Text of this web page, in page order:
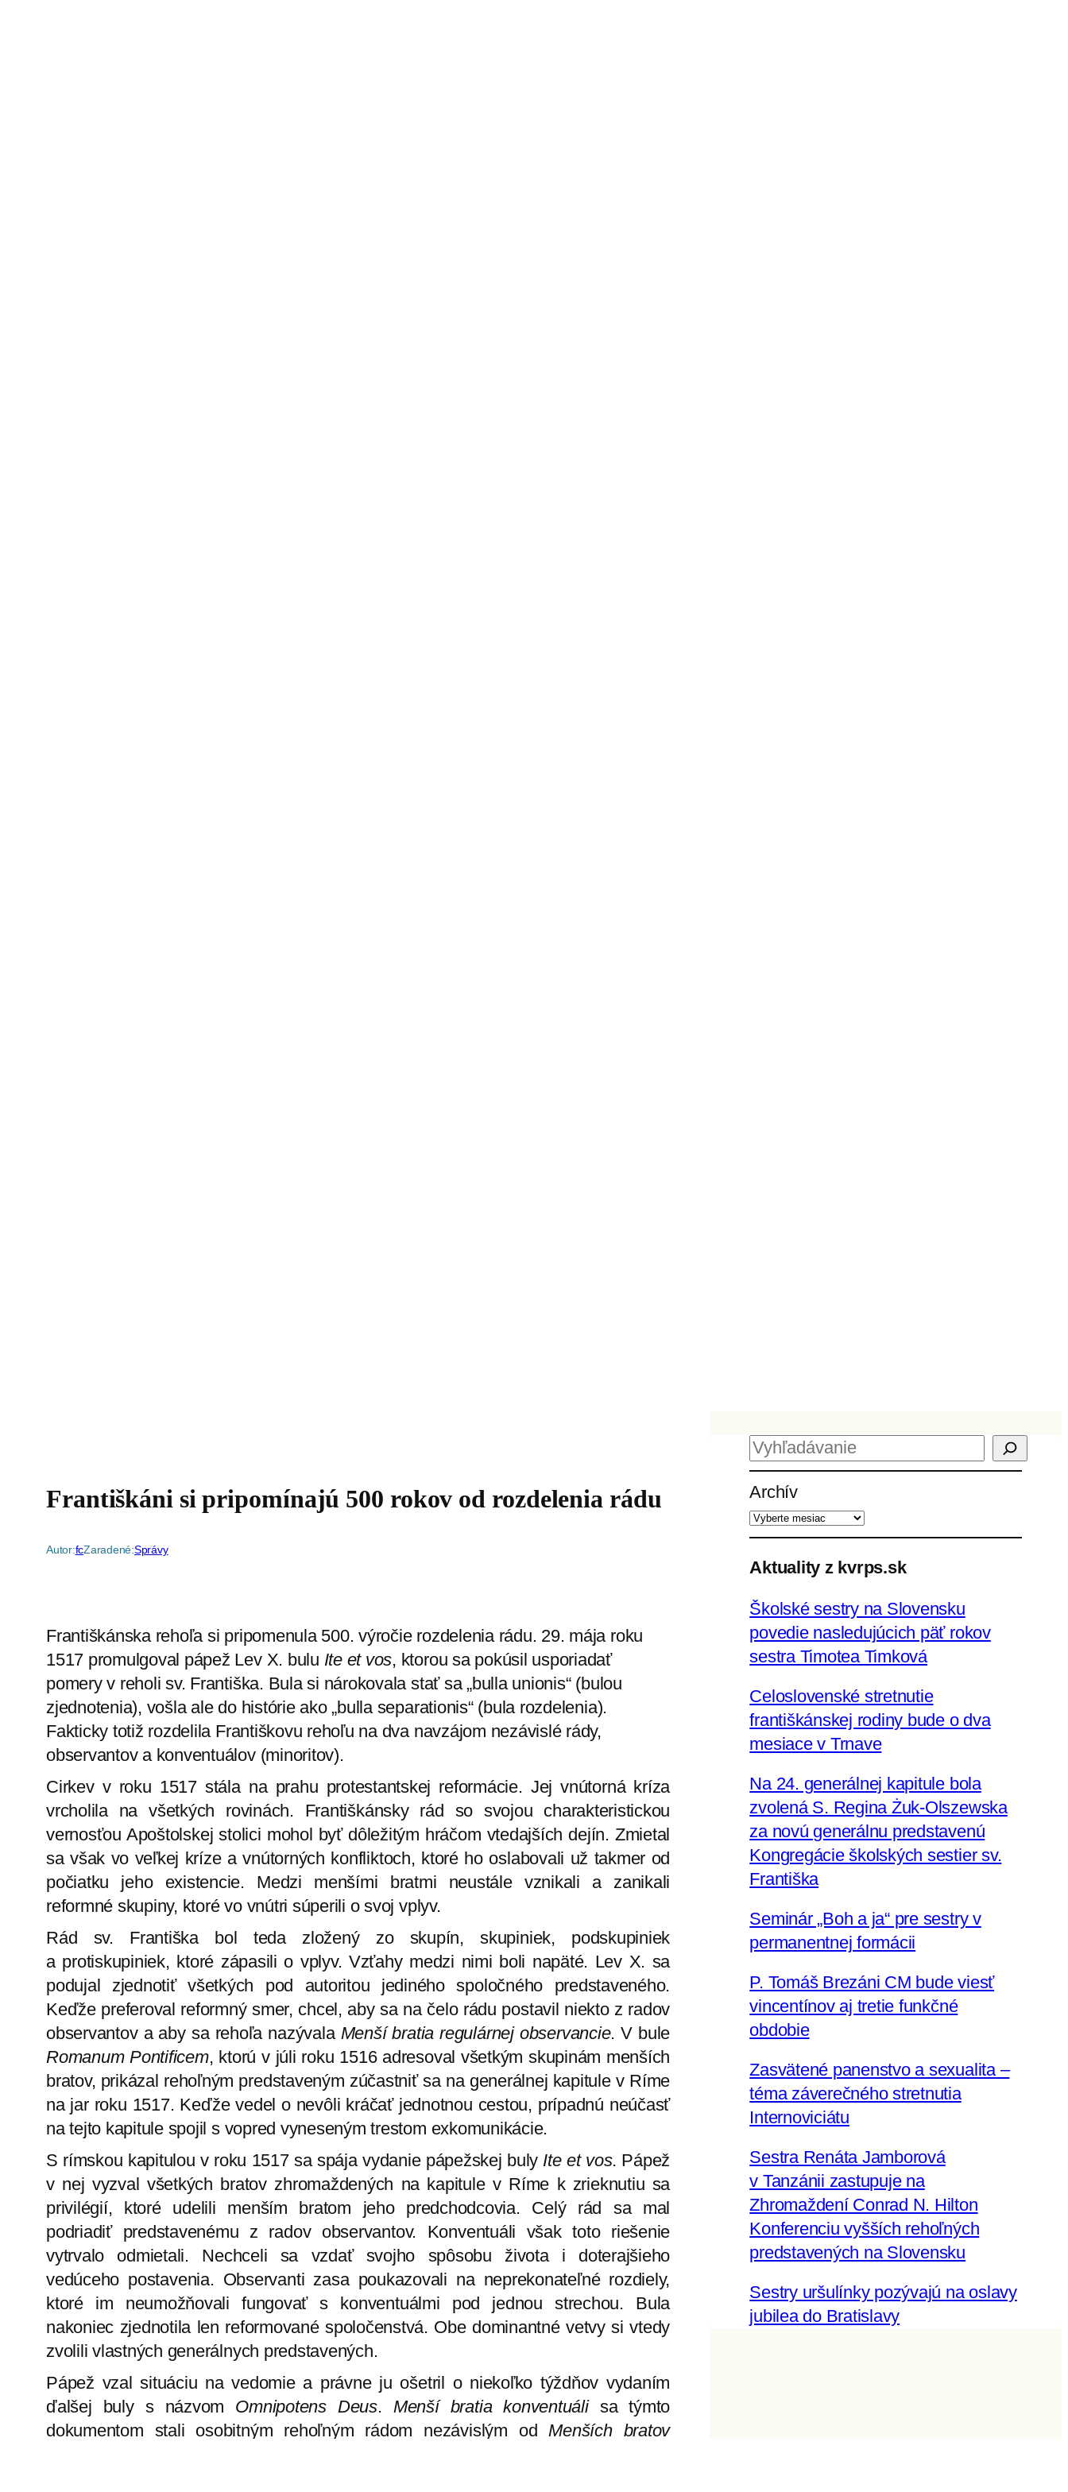
Františkáni si pripomínajú 500 rokov od rozdelenia rádu
Autor:fcZaradené:Správy
Františkánska rehoľa si pripomenula 500. výročie rozdelenia rádu. 29. mája roku
1517 promulgoval pápež Lev X. bulu Ite et vos, ktorou sa pokúsil usporiadať
pomery v reholi sv. Františka. Bula si nárokovala stať sa „bulla unionis“ (bulou
zjednotenia), vošla ale do histórie ako „bulla separationis“ (bula rozdelenia).
Fakticky totiž rozdelila Františkovu rehoľu na dva navzájom nezávislé rády,
observantov a konventuálov (minoritov).
Cirkev v roku 1517 stála na prahu protestantskej reformácie. Jej vnútorná kríza
vrcholila na všetkých rovinách. Františkánsky rád so svojou charakteristickou
vernosťou Apoštolskej stolici mohol byť dôležitým hráčom vtedajších dejín. Zmietal
sa však vo veľkej kríze a vnútorných konfliktoch, ktoré ho oslabovali už takmer od
počiatku jeho existencie. Medzi menšími bratmi neustále vznikali a zanikali
reformné skupiny, ktoré vo vnútri súperili o svoj vplyv.
Rád sv. Františka bol teda zložený zo skupín, skupiniek, podskupiniek
a protiskupiniek, ktoré zápasili o vplyv. Vzťahy medzi nimi boli napäté. Lev X. sa
podujal zjednotiť všetkých pod autoritou jediného spoločného predstaveného.
Keďže preferoval reformný smer, chcel, aby sa na čelo rádu postavil niekto z radov
observantov a aby sa rehoľa nazývala Menší bratia regulárnej observancie. V bule
Romanum Pontificem, ktorú v júli roku 1516 adresoval všetkým skupinám menších
bratov, prikázal rehoľným predstaveným zúčastniť sa na generálnej kapitule v Ríme
na jar roku 1517. Keďže vedel o nevôli kráčať jednotnou cestou, prípadnú neúčasť
na tejto kapitule spojil s vopred vyneseným trestom exkomunikácie.
S rímskou kapitulou v roku 1517 sa spája vydanie pápežskej buly Ite et vos. Pápež
v nej vyzval všetkých bratov zhromaždených na kapitule v Ríme k zrieknutiu sa
privilégií, ktoré udelili menším bratom jeho predchodcovia. Celý rád sa mal
podriadiť predstavenému z radov observantov. Konventuáli však toto riešenie
vytrvalo odmietali. Nechceli sa vzdať svojho spôsobu života i doterajšieho
vedúceho postavenia. Observanti zasa poukazovali na neprekonateľné rozdiely,
ktoré im neumožňovali fungovať s konventuálmi pod jednou strechou. Bula
nakoniec zjednotila len reformované spoločenstvá. Obe dominantné vetvy si vtedy
zvolili vlastných generálnych predstavených.
Pápež vzal situáciu na vedomie a právne ju ošetril o niekoľko týždňov vydaním
ďalšej buly s názvom Omnipotens Deus. Menší bratia konventuálisa týmto
dokumentom stali osobitným rehoľným rádom nezávislým od Menších bratov
H
ľ
a
d
a
ť
Archív
Aktuality z kvrps.sk
Školské sestry na Slovensku
povedie nasledujúcich päť rokov
sestra Timotea Timková
Celoslovenské stretnutie
františkánskej rodiny bude o dva
mesiace v Trnave
Na 24. generálnej kapitule bola
zvolená S. Regina Żuk-Olszewska
za novú generálnu predstavenú
Kongregácie školských sestier sv.
Františka
Seminár „Boh a ja“ pre sestry v
permanentnej formácii
P. Tomáš Brezáni CM bude viesť
vincentínov aj tretie funkčné
obdobie
Zasvätené panenstvo a sexualita –
téma záverečného stretnutia
Internoviciátu
Sestra Renáta Jamborová
v Tanzánii zastupuje na
Zhromaždení Conrad N. Hilton
Konferenciu vyšších rehoľných
predstavených na Slovensku
Sestry uršulínky pozývajú na oslavy
jubilea do Bratislavy